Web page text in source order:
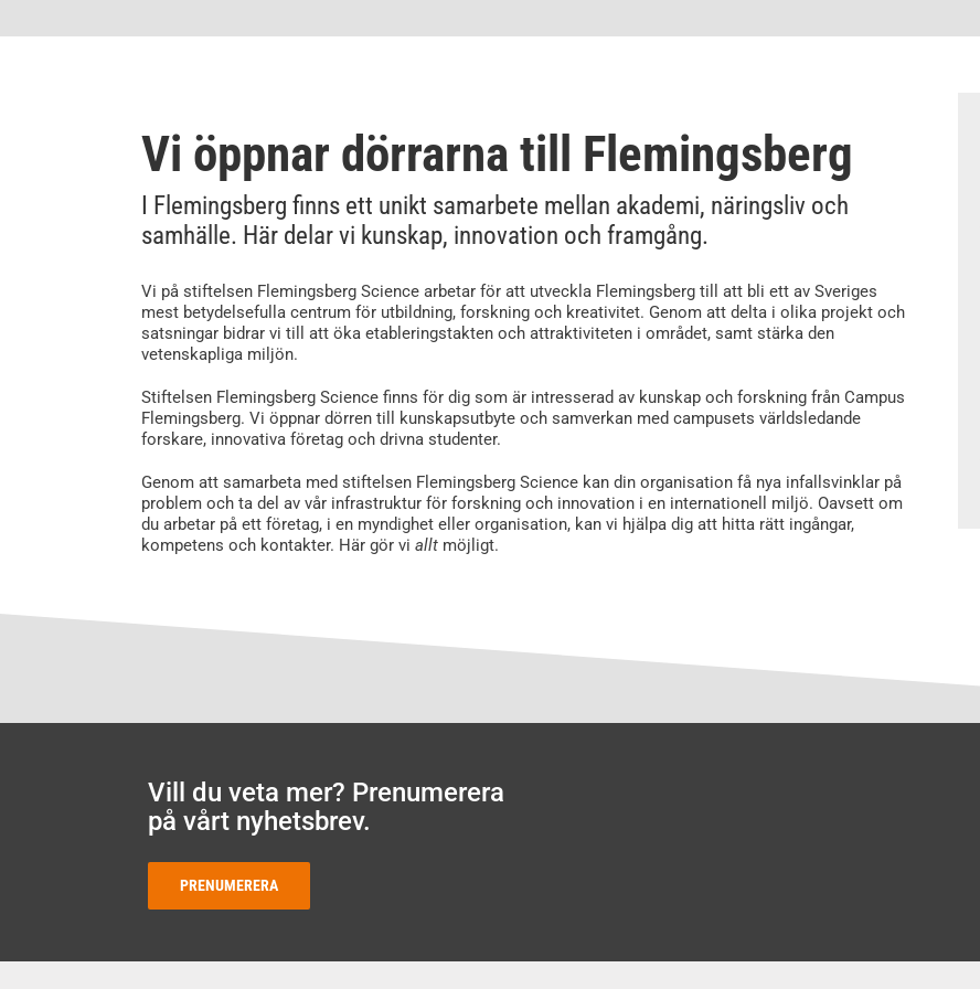
Vi öppnar dörrarna till Flemingsberg
I Flemingsberg finns ett unikt samarbete mellan akademi, näringsliv och
samhälle. Här delar vi kunskap, innovation och framgång.
Vi på stiftelsen Flemingsberg Science arbetar för att utveckla Flemingsberg till att bli ett av Sveriges
mest betydelsefulla centrum för utbildning, forskning och kreativitet. Genom att delta i olika projekt och
satsningar bidrar vi till att öka etableringstakten och attraktiviteten i området, samt stärka den
vetenskapliga miljön.
Stiftelsen Flemingsberg Science finns för dig som är intresserad av kunskap och forskning från Campus
Flemingsberg. Vi öppnar dörren till kunskapsutbyte och samverkan med campusets världsledande
forskare, innovativa företag och drivna studenter.
Genom att samarbeta med stiftelsen Flemingsberg Science kan din organisation få nya infallsvinklar på
problem och ta del av vår infrastruktur för forskning och innovation i en internationell miljö. Oavsett om
du arbetar på ett företag, i en myndighet eller organisation, kan vi hjälpa dig att hitta rätt ingångar,
kompetens och kontakter. Här gör viallt möjligt.
Vill du veta mer? Prenumerera
på vårt nyhetsbrev.
PRENUMERERA